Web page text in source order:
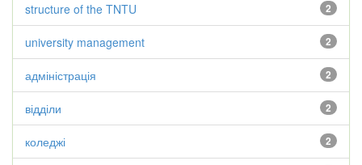
2
structure of the TNTU
2
university management
2
адміністрація
2
відділи
2
коледжі